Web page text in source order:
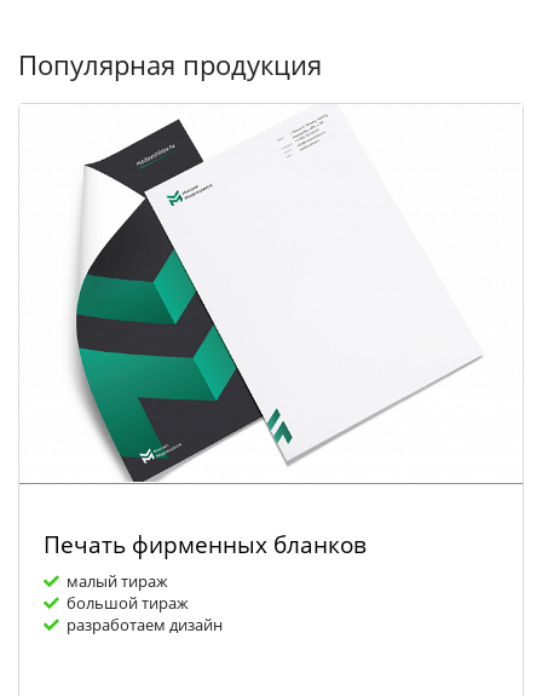
Популярная продукция
Печать фирменных бланков
малый тираж
большой тираж
разработаем дизайн